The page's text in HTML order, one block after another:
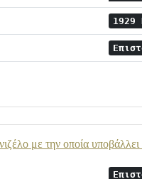
1929
με την οποία